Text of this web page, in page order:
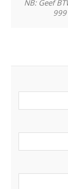
NB: Geef